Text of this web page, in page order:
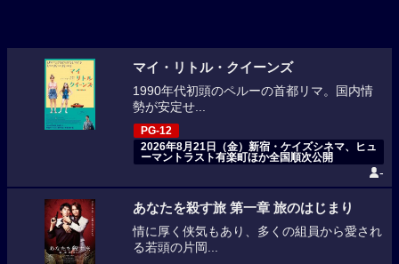
マイ・リトル・クイーンズ
1990年代初頭のペルーの首都リマ。国内情
勢が安定せ...
PG-12
2026年8月21日（金）新宿・ケイズシネマ、ヒュ
ーマントラスト有楽町ほか全国順次公開
-
あなたを殺す旅 第一章 旅のはじまり
情に厚く侠気もあり、多くの組員から愛され
る若頭の片岡...